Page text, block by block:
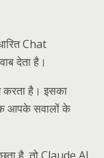
Chat
देता है।
है। इसका
आपके सवालों के